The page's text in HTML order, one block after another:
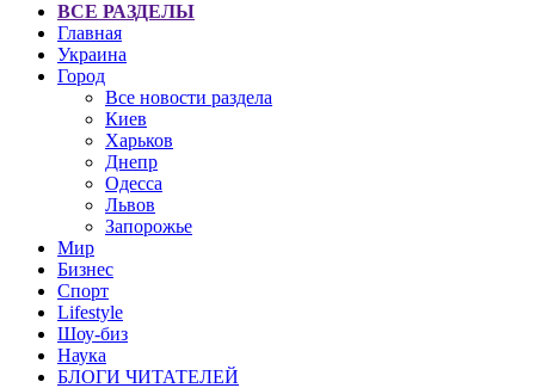
ВСЕ РАЗДЕЛЫ
Главная
Украина
Город
Все новости раздела
Киев
Харьков
Днепр
Одесса
Львов
Запорожье
Мир
Бизнес
Спорт
Lifestyle
Шоу-биз
Наука
БЛОГИ ЧИТАТЕЛЕЙ